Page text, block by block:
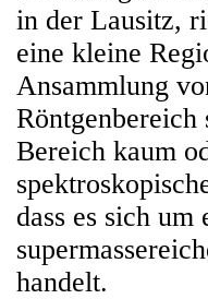
in der Lausitz,
eine kleine
Ansammlung
Bereich kaum
dass es sich
handelt.